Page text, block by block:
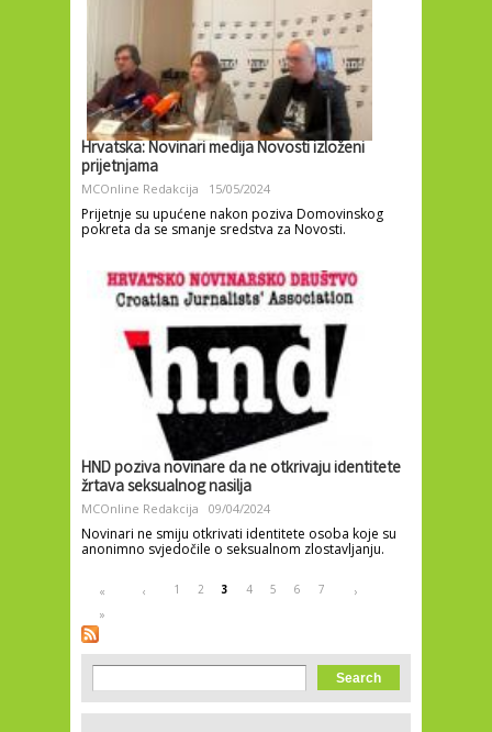
Hrvatska: Novinari medija Novosti izloženi
prijetnjama
MCOnline Redakcija 15/05/2024
Prijetnje su upućene nakon poziva Domovinskog
pokreta da se smanje sredstva za Novosti.
HND poziva novinare da ne otkrivaju identitete
žrtava seksualnog nasilja
MCOnline Redakcija 09/04/2024
Novinari ne smiju otkrivati identitete osoba koje su
anonimno svjedočile o seksualnom zlostavljanju.
Pages
« ‹ 1 2 3 4 5 6 7
›
»
Search form
Search